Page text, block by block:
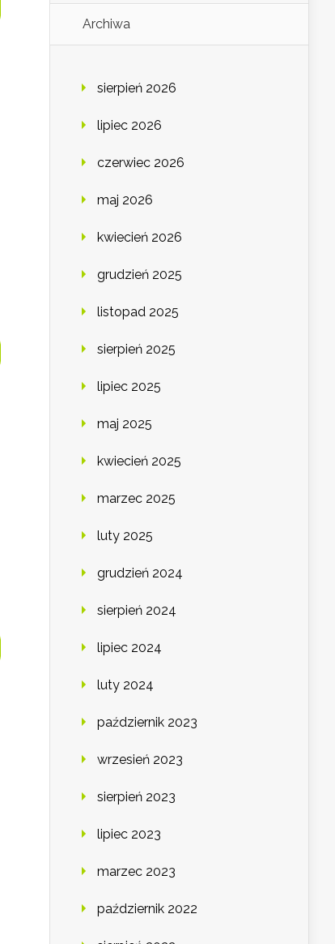
Archiwa
sierpień 2026
lipiec 2026
czerwiec 2026
maj 2026
kwiecień 2026
grudzień 2025
listopad 2025
sierpień 2025
lipiec 2025
maj 2025
kwiecień 2025
marzec 2025
luty 2025
grudzień 2024
sierpień 2024
lipiec 2024
luty 2024
październik 2023
wrzesień 2023
sierpień 2023
lipiec 2023
marzec 2023
październik 2022